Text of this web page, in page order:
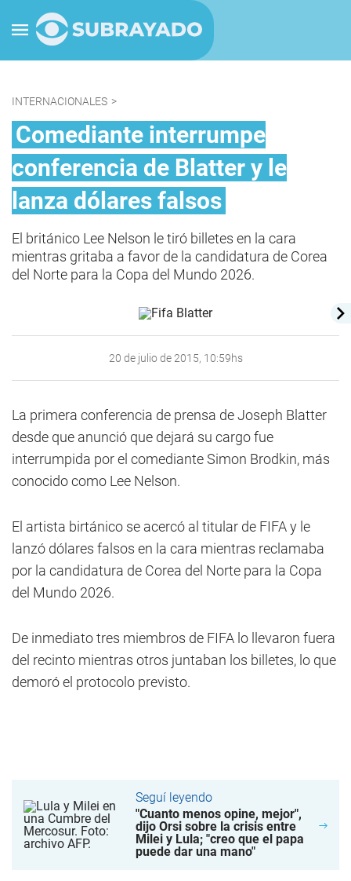
INTERNACIONALES >
Comediante interrumpe
conferencia de Blatter y le
lanza dólares falsos
El británico Lee Nelson le tiró billetes en la cara
mientras gritaba a favor de la candidatura de Corea
del Norte para la Copa del Mundo 2026.
20 de julio de 2015, 10:59hs
La primera conferencia de prensa de Joseph Blatter
desde que anunció que dejará su cargo fue
interrumpida por el comediante Simon Brodkin, más
conocido como Lee Nelson.
El artista birtánico se acercó al titular de FIFA y le
lanzó dólares falsos en la cara mientras reclamaba
por la candidatura de Corea del Norte para la Copa
del Mundo 2026.
De inmediato tres miembros de FIFA lo llevaron fuera
del recinto mientras otros juntaban los billetes, lo que
demoró el protocolo previsto.
Seguí leyendo
"Cuanto menos opine, mejor",
dijo Orsi sobre la crisis entre
Milei y Lula; "creo que el papa
puede dar una mano"